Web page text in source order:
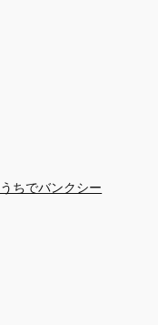
ちでバンクシー